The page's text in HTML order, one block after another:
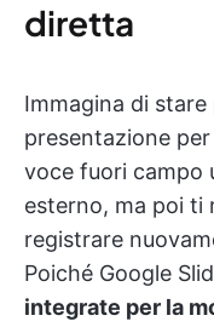
diretta
Immagina di
presentazione
voce fuori campo
esterno, ma poi ti
registrare
Poiché Google
integrate per la